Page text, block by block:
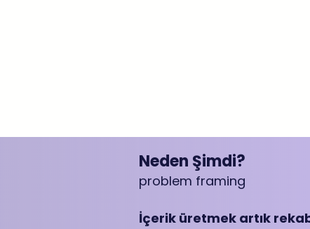
Neden Şimdi?
problem framing
İçerik üretmek artık